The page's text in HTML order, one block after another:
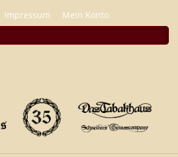
Impressum Mein Konto